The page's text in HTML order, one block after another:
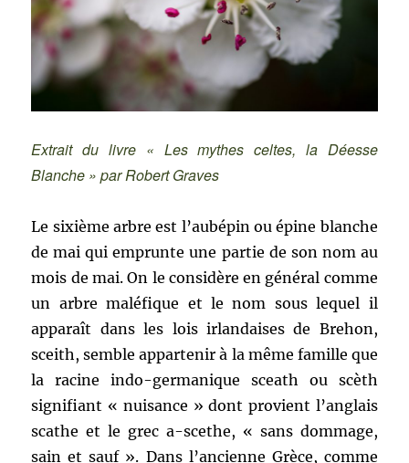
Extrait du livre « Les mythes celtes, la Déesse
Blanche » par Robert Graves
Le sixième arbre est l’aubépin ou épine blanche
de mai qui emprunte une partie de son nom au
mois de mai. On le considère en général comme
un arbre maléfique et le nom sous lequel il
apparaît dans les lois irlandaises de Brehon,
sceith, semble appartenir à la même famille que
la racine indo-germanique sceath ou scèth
signifiant « nuisance » dont provient l’anglais
scathe et le grec a-scethe, « sans dommage,
sain et sauf ». Dans l’ancienne Grèce, comme